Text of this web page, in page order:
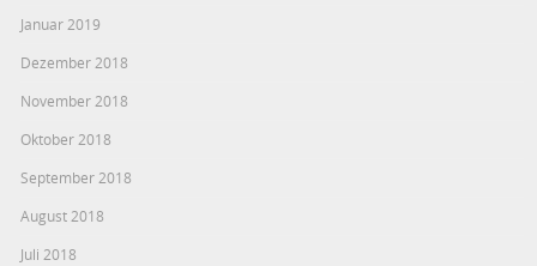
Januar 2019
Dezember 2018
November 2018
Oktober 2018
September 2018
August 2018
Juli 2018